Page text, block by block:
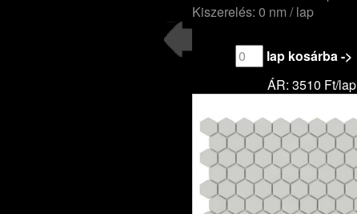
Kiszerelés: 0 nm / lap
lap kosárba ->
ÁR: 3510 Ft/lap